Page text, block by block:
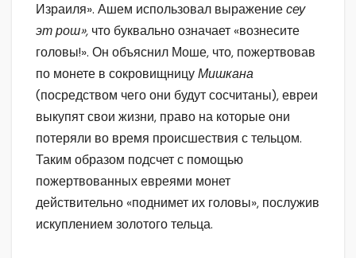
Израиля». Ашем использовал выражениесеу
эт рош», что буквально означает «вознесите
головы!». Он объяснил Моше, что, пожертвовав
по монете в сокровищницуМишкана
(посредством чего они будут сосчитаны), евреи
выкупят свои жизни, право на которые они
потеряли во время происшествия с тельцом.
Таким образом подсчет с помощью
пожертвованных евреями монет
действительно «поднимет их головы», послужив
искуплением золотого тельца.